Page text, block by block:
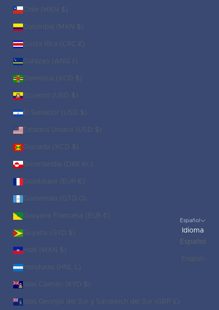
Chile (MXN $)
Colombia (MXN $)
Costa Rica (CRC ₡)
Curazao (ANG ƒ)
Dominica (XCD $)
Ecuador (USD $)
El Salvador (USD $)
Estados Unidos (USD $)
Granada (XCD $)
Groenlandia (DKK kr.)
Guadalupe (EUR €)
Guatemala (GTQ Q)
Guayana Francesa (EUR €)
Guyana (GYD $)
Haití (MXN $)
Honduras (HNL L)
Islas Caimán (KYD $)
Islas Georgia del Sur y Sandwich del Sur (GBP £)
Español
Idioma
Español
English